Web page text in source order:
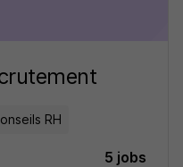
RH
5 jobs